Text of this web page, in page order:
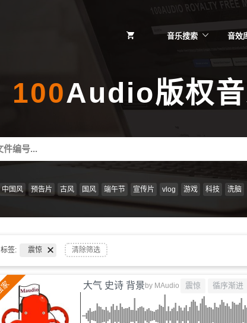
音乐搜索 音效
100Audio版权
中国风 预告片 古风 国风 端午节 宣传片 vlog 游戏 科技 洗脑
标签: 震惊 清除筛选
大气 史诗 背景by MAudio 震惊 循序渐进